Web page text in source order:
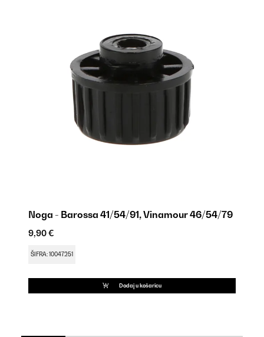
Noga - Barossa 41/54/91, Vinamour 46/54/79
9,90 €
ŠIFRA: 10047251
Dodaj u košaricu